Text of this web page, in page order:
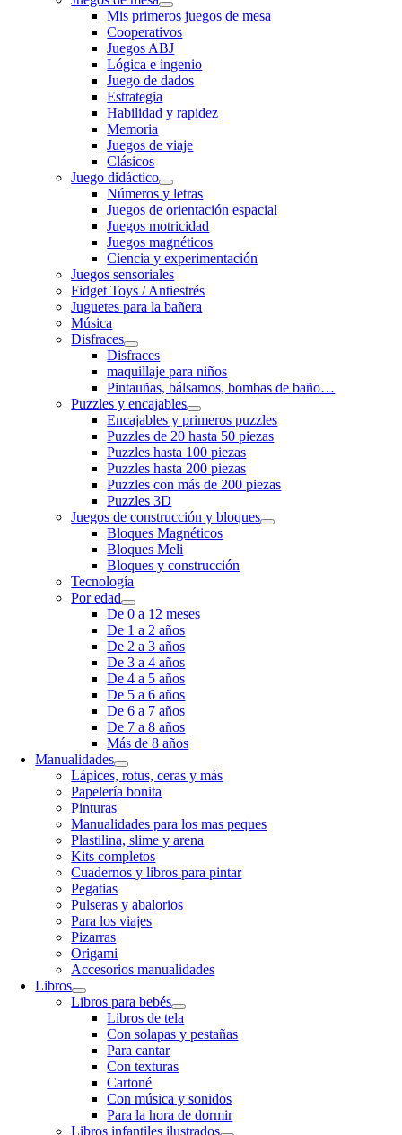
Mis primeros juegos de mesa
Cooperativos
Juegos ABJ
Lógica e ingenio
Juego de dados
Estrategia
Habilidad y rapidez
Memoria
Juegos de viaje
Clásicos
Juego didáctico
Números y letras
Juegos de orientación espacial
Juegos motricidad
Juegos magnéticos
Ciencia y experimentación
Juegos sensoriales
Fidget Toys / Antiestrés
Juguetes para la bañera
Música
Disfraces
Disfraces
maquillaje para niños
Pintauñas, bálsamos, bombas de baño…
Puzzles y encajables
Encajables y primeros puzzles
Puzzles de 20 hasta 50 piezas
Puzzles hasta 100 piezas
Puzzles hasta 200 piezas
Puzzles con más de 200 piezas
Puzzles 3D
Juegos de construcción y bloques
Bloques Magnéticos
Bloques Meli
Bloques y construcción
Tecnología
Por edad
De 0 a 12 meses
De 1 a 2 años
De 2 a 3 años
De 3 a 4 años
De 4 a 5 años
De 5 a 6 años
De 6 a 7 años
De 7 a 8 años
Más de 8 años
Manualidades
Lápices, rotus, ceras y más
Papelería bonita
Pinturas
Manualidades para los mas peques
Plastilina, slime y arena
Kits completos
Cuadernos y libros para pintar
Pegatias
Pulseras y abalorios
Para los viajes
Pizarras
Origami
Accesorios manualidades
Libros
Libros para bebés
Libros de tela
Con solapas y pestañas
Para cantar
Con texturas
Cartoné
Con música y sonidos
Para la hora de dormir
Libros infantiles ilustrados